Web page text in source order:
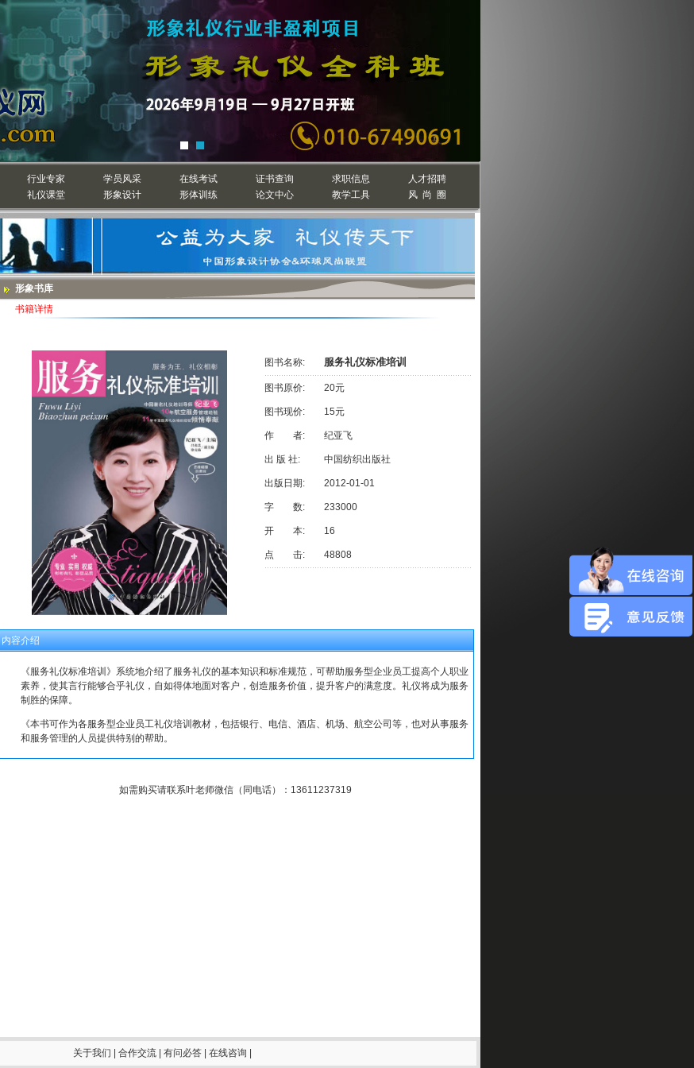
行业专家 学员风采 在线考试 证书查询 求职信息
人才招聘
礼仪课堂 形象设计 形体训练 论文中心 教学工具 风 尚 圈
形象书库
书籍详情
图书名称: 服务礼仪标准培训
图书原价: 20元
图书现价: 15元
作 者: 纪亚飞
出 版 社: 中国纺织出版社
出版日期: 2012-01-01
字 数: 233000
开 本: 16
点 击: 48808
内容介绍
《服务礼仪标准培训》系统地介绍了服务礼仪的基本知识和标准规范，可帮助服务型企业员工提高个人职业
素养，使其言行能够合乎礼仪，自如得体地面对客户，创造服务价值，提升客户的满意度。礼仪将成为服务
制胜的保障。
《本书可作为各服务型企业员工礼仪培训教材，包括银行、电信、酒店、机场、航空公司等，也对从事服务
和服务管理的人员提供特别的帮助。
如需购买请联系叶老师微信（同电话）：13611237319
关于我们 合作交流 有问必答 在线咨询